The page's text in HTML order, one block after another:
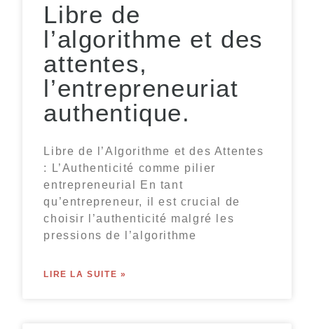
Libre de
l’algorithme et des
attentes,
l’entrepreneuriat
authentique.
Libre de l’Algorithme et des Attentes
: L’Authenticité comme pilier
entrepreneurial En tant
qu’entrepreneur, il est crucial de
choisir l’authenticité malgré les
pressions de l’algorithme
LIRE LA SUITE »